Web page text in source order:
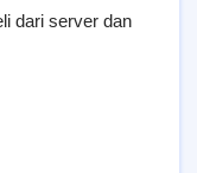
dari server dan